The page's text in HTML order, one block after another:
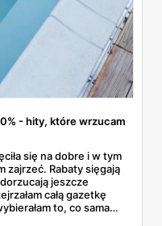
- hity, które wrzucam
się na dobre i w tym
zajrzeć. Rabaty sięgają
jeszcze
całą gazetkę
to, co sama